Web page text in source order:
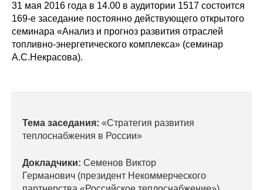
Сотрудники
Отчетность
Публикации
Научная жизнь
Издания
31 мая 2016 года в 14.00 в аудитории 1517 состоится
169-е заседание постоянно действующего открытого
семинара «Анализ и прогноз развития отраслей
топливно-энергетического комплекса» (семинар
А.С.Некрасова).
Тема заседания: «Стратегия развития
теплоснабжения в России»
Докладчики: Семенов Виктор
Германович (президент Некоммерческого